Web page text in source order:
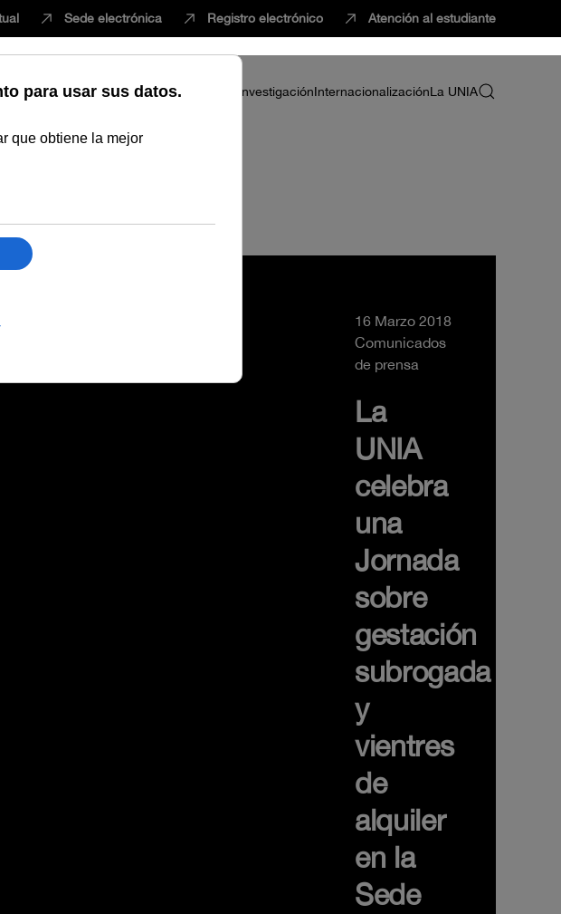
Sede electrónica Registro electrónico Atención al estudiante
InnovaciónVida universitariaProfesorado InvestigaciónInternacionalizaciónLa UNIA
Sede de Baeza
16 Marzo 2018
Comunicados
de prensa
La
UNIA
celebra
una
Jornada
sobre
gestación
subrogada
y
vientres
de
alquiler
en la
Sede